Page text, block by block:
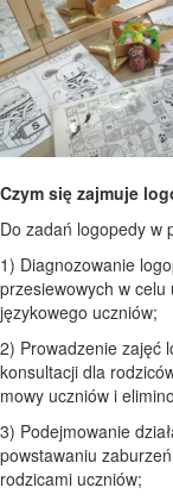
Czym się zajmuje
Do zadań logopedy w
1) Diagnozowanie
przesiewowych w
językowego uczniów;
2) Prowadzenie zajęć
konsultacji dla
mowy uczniów i
3) Podejmowanie
powstawaniu
rodzicami uczniów;